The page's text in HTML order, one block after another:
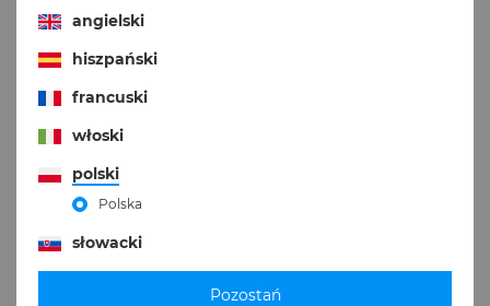
Tabela rozmiarów
Produkt dostępny w bardzo dużej ilości
angielski
hiszpański
francuski
włoski
polski
Polska
słowacki
Pozostań